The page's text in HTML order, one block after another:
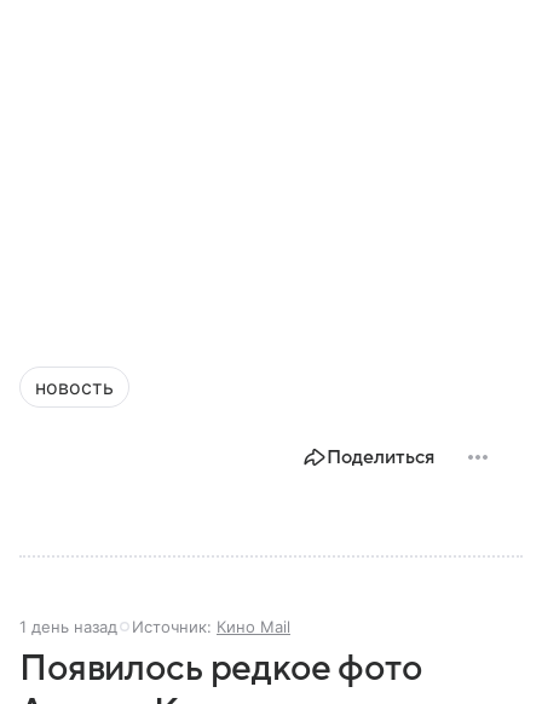
новость
Поделиться
1 день назад Источник: Кино Mail
Появилось редкое фото